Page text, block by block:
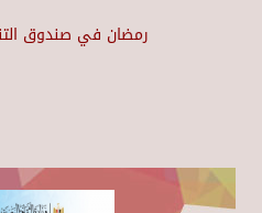
رمضان في صندوق التنمية